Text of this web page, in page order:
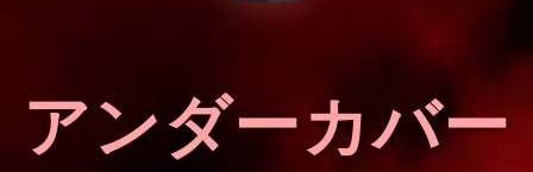
アンダーカバー